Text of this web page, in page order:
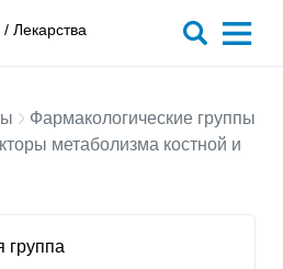
/ Лекарства
Фармакологические группы
метаболизма костной и
группа